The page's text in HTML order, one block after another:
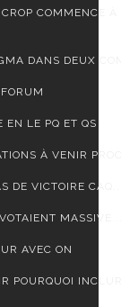
COMMENCE À
DANS DEUX
EN LE PQ ET QS
À VENIR
DE VICTOIRE
AVEC ON
POURQUOI